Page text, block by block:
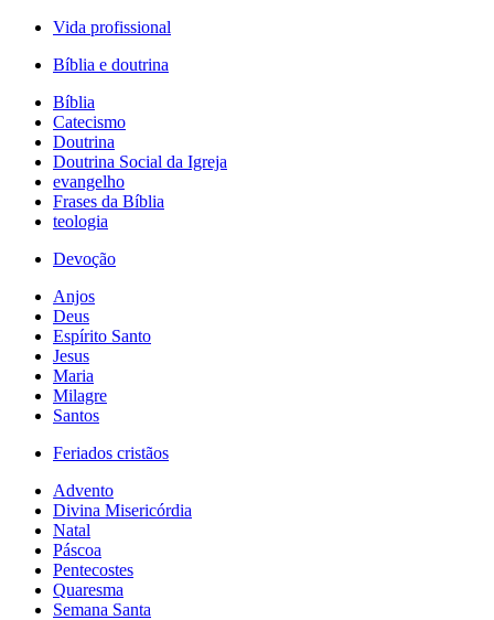
Vida profissional
Bíblia e doutrina
Bíblia
Catecismo
Doutrina
Doutrina Social da Igreja
evangelho
Frases da Bíblia
teologia
Devoção
Anjos
Deus
Espírito Santo
Jesus
Maria
Milagre
Santos
Feriados cristãos
Advento
Divina Misericórdia
Natal
Páscoa
Pentecostes
Quaresma
Semana Santa